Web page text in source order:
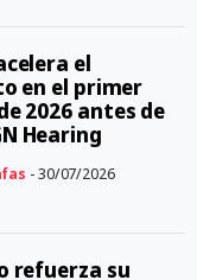
el
en el primer
2026 antes de
Hearing
- 30/07/2026
refuerza su